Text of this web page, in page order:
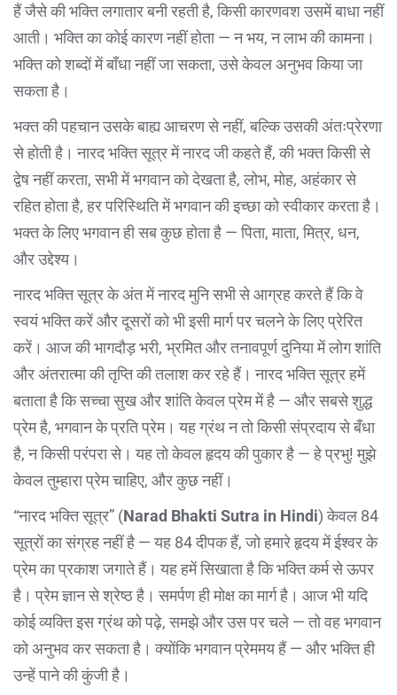
हैं जैसे की भक्ति लगातार बनी रहती है, किसी कारणवश उसमें बाधा नहीं
आती। भक्ति का कोई कारण नहीं होता — न भय, न लाभ की कामना।
भक्ति को शब्दों में बाँधा नहीं जा सकता, उसे केवल अनुभव किया जा
सकता है।
भक्त की पहचान उसके बाह्य आचरण से नहीं, बल्कि उसकी अंतःप्रेरणा
से होती है। नारद भक्ति सूत्र में नारद जी कहते हैं, की भक्त किसी से
द्वेष नहीं करता, सभी में भगवान को देखता है, लोभ, मोह, अहंकार से
रहित होता है, हर परिस्थिति में भगवान की इच्छा को स्वीकार करता है।
भक्त के लिए भगवान ही सब कुछ होता है — पिता, माता, मित्र, धन,
और उद्देश्य।
नारद भक्ति सूत्र के अंत में नारद मुनि सभी से आग्रह करते हैं कि वे
स्वयं भक्ति करें और दूसरों को भी इसी मार्ग पर चलने के लिए प्रेरित
करें। आज की भागदौड़ भरी, भ्रमित और तनावपूर्ण दुनिया में लोग शांति
और अंतरात्मा की तृप्ति की तलाश कर रहे हैं। नारद भक्ति सूत्र हमें
बताता है कि सच्चा सुख और शांति केवल प्रेम में है — और सबसे शुद्ध
प्रेम है, भगवान के प्रति प्रेम। यह ग्रंथ न तो किसी संप्रदाय से बँधा
है, न किसी परंपरा से। यह तो केवल हृदय की पुकार है — हे प्रभु! मुझे
केवल तुम्हारा प्रेम चाहिए, और कुछ नहीं।
“नारद भक्ति सूत्र” (Narad Bhakti Sutra in Hindi) केवल 84
सूत्रों का संग्रह नहीं है — यह 84 दीपक हैं, जो हमारे हृदय में ईश्वर के
प्रेम का प्रकाश जगाते हैं। यह हमें सिखाता है कि भक्ति कर्म से ऊपर
है। प्रेम ज्ञान से श्रेष्ठ है। समर्पण ही मोक्ष का मार्ग है। आज भी यदि
कोई व्यक्ति इस ग्रंथ को पढ़े, समझे और उस पर चले — तो वह भगवान
को अनुभव कर सकता है। क्योंकि भगवान प्रेममय हैं — और भक्ति ही
उन्हें पाने की कुंजी है।